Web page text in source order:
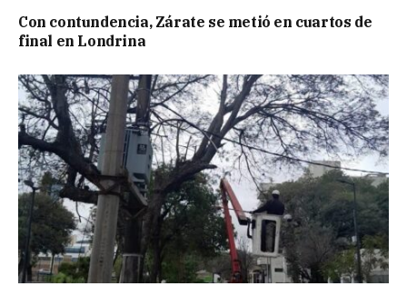
Con contundencia, Zárate se metió en cuartos de
final en Londrina